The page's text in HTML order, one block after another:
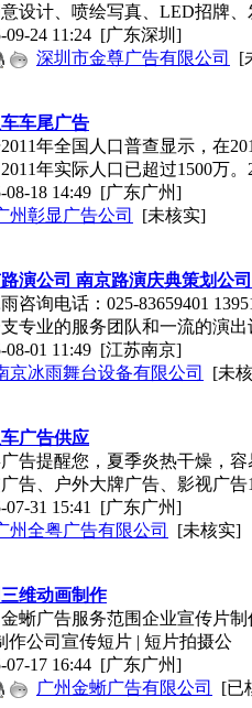
设计、喷绘写真、LED招牌、
09-24 11:24 [广东深圳]
深圳市金尊广告有限公司
[
车尾广告
年全国人口普查显示，在
年实际人口已超过1500万。
08-18 14:49 [广东广州]
州彰显广告公司
[未核实]
演公司 南京路演庆典策划公司
雨咨询电话：025-83659401
专业的服务团队和一流的演出
08-01 11:49 [江苏南京]
京冰雨舞台设备有限公司
[未
广告供应
告提醒您，夏季炎热干燥，
告、户外大牌广告、影视广告
07-31 15:41 [广东广州]
州全粤广告有限公司
[未核实]
维动画制作
蜥广告服务范围企业宣传片
作公司宣传短片 | 短片拍摄公
07-17 16:44 [广东广州]
广州金蜥广告有限公司
[已